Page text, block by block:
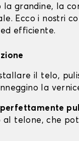
la grandine, la
Ecco i nostri
efficiente.
il telo,
la
perfettamente
al telone, che